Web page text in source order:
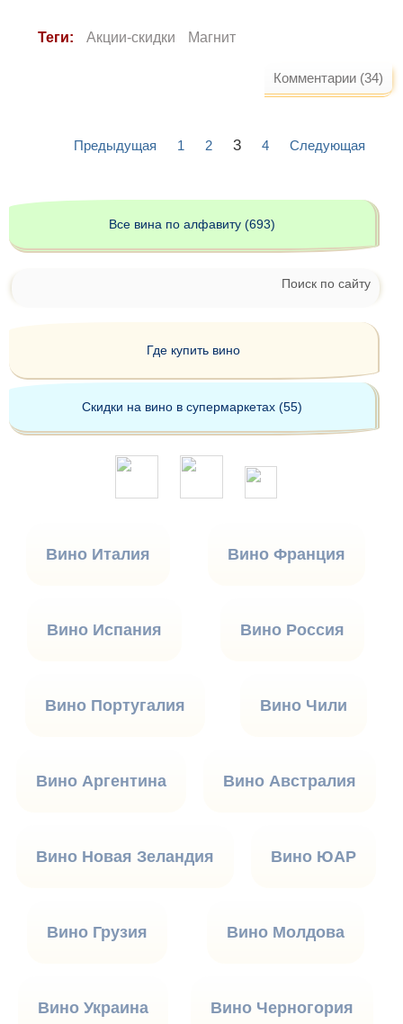
Теги: Акции-скидки Магнит
Комментарии (34)
Предыдущая 1 2 3 4 Следующая
Все вина по алфавиту (693)
Поиск по сайту
Где купить вино
Скидки на вино в супермаркетах (55)
Вино Италия Вино Франция
Вино Испания Вино Россия
Вино Португалия Вино Чили
Вино Аргентина Вино Австралия
Вино Новая Зеландия Вино ЮАР
Вино Грузия Вино Молдова
Вино Украина Вино Черногория